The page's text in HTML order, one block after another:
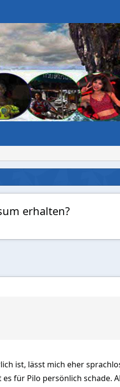
erhalten?
ist, lässt mich eher
für Pilo persönlich schade.